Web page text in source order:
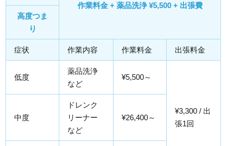
作業料金 + 薬品洗浄 ¥5,500 + 出張費
高度つま
り
症状 作業内容 作業料金 出張料金
低度
薬品洗浄
など
¥5,500～
¥3,300 / 出
張1回
中度
ドレンク
リーナー
など
¥26,400～